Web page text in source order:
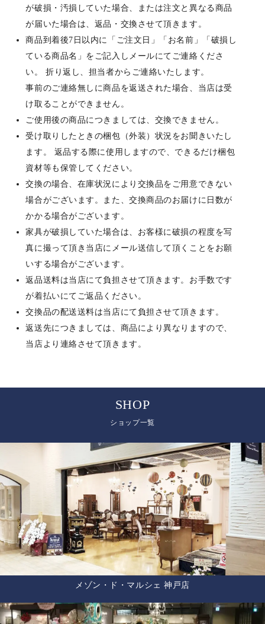
が破損・汚損していた場合、または注文と異なる商品
が届いた場合は、返品・交換させて頂きます。
商品到着後7日以内に「ご注文日」「お名前」「破損し
ている商品名」をご記入しメールにてご連絡くださ
い。 折り返し、担当者からご連絡いたします。
事前のご連絡無しに商品を返送された場合、当店は受
け取ることができません。
ご使用後の商品につきましては、交換できません。
受け取りしたときの梱包（外装）状況をお聞きいたし
ます。 返品する際に使用しますので、できるだけ梱包
資材等も保管してください。
交換の場合、在庫状況により交換品をご用意できない
場合がございます。また、交換商品のお届けに日数が
かかる場合がございます。
家具が破損していた場合は、お客様に破損の程度を写
真に撮って頂き当店にメール送信して頂くことをお願
いする場合がございます。
返品送料は当店にて負担させて頂きます。お手数です
が着払いにてご返品ください。
交換品の配送送料は当店にて負担させて頂きます。
返送先につきましては、商品により異なりますので、
当店より連絡させて頂きます。
SHOP
ショップ一覧
メゾン・ド・マルシェ 神戸店